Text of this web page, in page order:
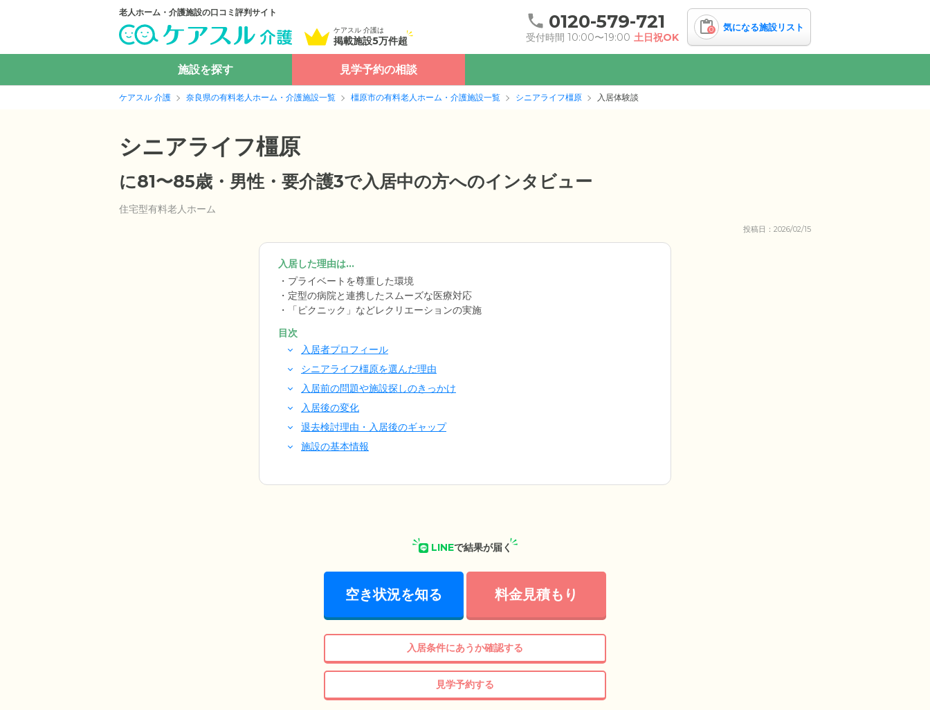
老人ホーム・介護施設の口コミ評判サイト
ケアスル 介護は
掲載施設5万件超
0120-579-721
受付時間 10:00〜19:00 土日祝OK
0 気になる施設リスト
施設を探す 見学予約の相談
ケアスル 介護 奈良県の有料老人ホーム・介護施設一覧 橿原市の有料老人ホーム・介護施設一覧 シニアライフ橿原 入居体験談
シニアライフ橿原
に81〜85歳・男性・要介護3で入居中の方へのインタビュー
住宅型有料老人ホーム
投稿日：2026/02/15
入居した理由は...
プライベートを尊重した環境
定型の病院と連携したスムーズな医療対応
「ピクニック」などレクリエーションの実施
目次
入居者プロフィール
シニアライフ橿原を選んだ理由
入居前の問題や施設探しのきっかけ
入居後の変化
退去検討理由・入居後のギャップ
施設の基本情報
LINEで結果が届く
空き状況を知る 料金見積もり
入居条件にあうか確認する
見学予約する